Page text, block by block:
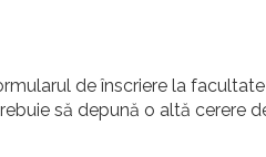
de înscriere la
să depună o altă cerere